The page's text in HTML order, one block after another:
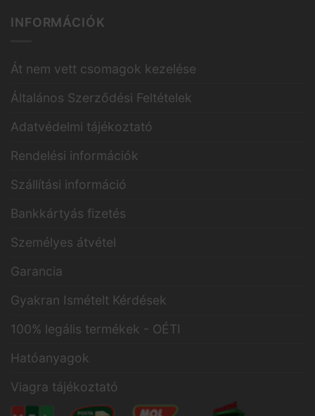
INFORMÁCIÓK
Át nem vett csomagok kezelése
Általános Szerződési Feltételek
Adatvédelmi tájékoztató
Rendelési információk
Szállítási információ
Bankkártyás fizetés
Személyes átvétel
Garancia
Gyakran Ismételt Kérdések
100% legális termékek - OÉTI
Hatóanyagok
Viagra tájékoztató